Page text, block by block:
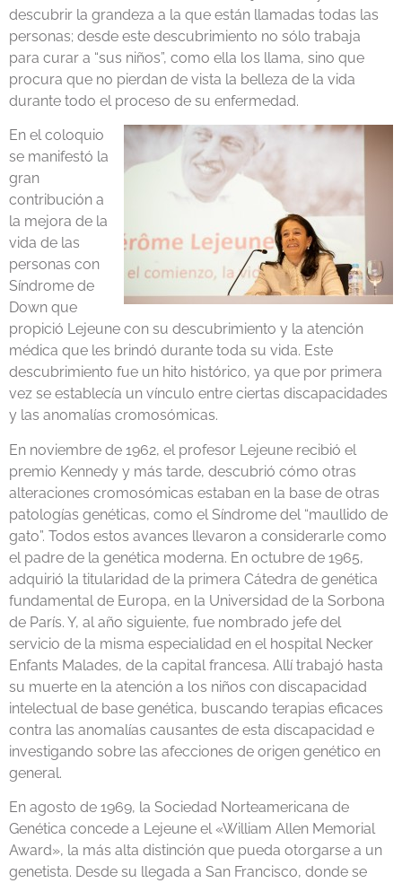
descubrir la grandeza a la que están llamadas todas las
personas; desde este descubrimiento no sólo trabaja
para curar a “sus niños”, como ella los llama, sino que
procura que no pierdan de vista la belleza de la vida
durante todo el proceso de su enfermedad.
En el coloquio
se manifestó la
gran
contribución a
la mejora de la
vida de las
personas con
Síndrome de
Down que
propició Lejeune con su descubrimiento y la atención
médica que les brindó durante toda su vida. Este
descubrimiento fue un hito histórico, ya que por primera
vez se establecía un vínculo entre ciertas discapacidades
y las anomalías cromosómicas.
En noviembre de 1962, el profesor Lejeune recibió el
premio Kennedy y más tarde, descubrió cómo otras
alteraciones cromosómicas estaban en la base de otras
patologías genéticas, como el Síndrome del “maullido de
gato”. Todos estos avances llevaron a considerarle como
el padre de la genética moderna. En octubre de 1965,
adquirió la titularidad de la primera Cátedra de genética
fundamental de Europa, en la Universidad de la Sorbona
de París. Y, al año siguiente, fue nombrado jefe del
servicio de la misma especialidad en el hospital Necker
Enfants Malades, de la capital francesa. Allí trabajó hasta
su muerte en la atención a los niños con discapacidad
intelectual de base genética, buscando terapias eficaces
contra las anomalías causantes de esta discapacidad e
investigando sobre las afecciones de origen genético en
general.
En agosto de 1969, la Sociedad Norteamericana de
Genética concede a Lejeune el «William Allen Memorial
Award», la más alta distinción que pueda otorgarse a un
genetista. Desde su llegada a San Francisco, donde se